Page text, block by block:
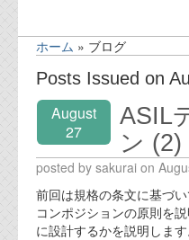
ニュース
業務内容
機能安全コンサルテ
会社案内
ホーム » ブログ
Posts Issued on
August
27
ASIL
ン (2)
posted by sakurai on
前回は規格の条文に基づ
コンポジションの原則を
に設計するかを説明します